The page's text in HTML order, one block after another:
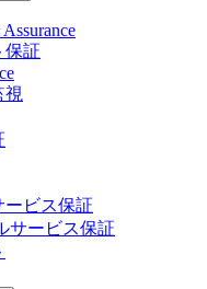
保証
視
ービス保証
サービス保証